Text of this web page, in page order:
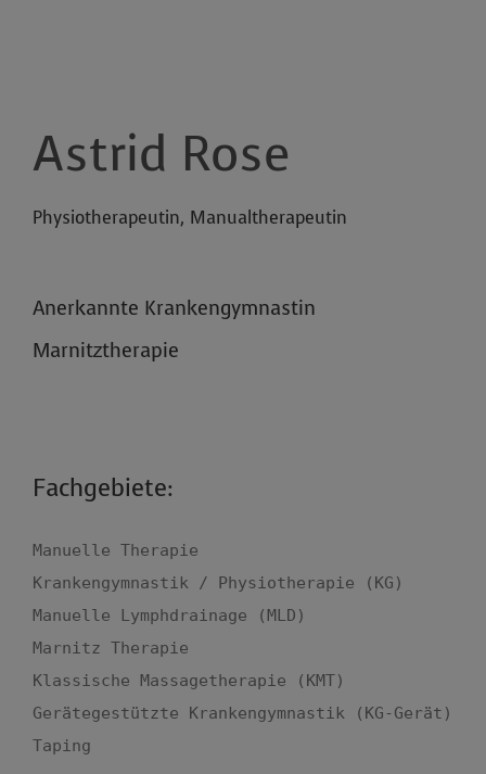
Astrid Rose
Physiotherapeutin, Manualtherapeutin
Anerkannte Krankengymnastin
Marnitztherapie
Fachgebiete:
Manuelle Therapie
Krankengymnastik / Physiotherapie (KG)
Manuelle Lymphdrainage (MLD)
Marnitz Therapie
Klassische Massagetherapie (KMT)
Gerätegestützte Krankengymnastik (KG-Gerät)
Taping